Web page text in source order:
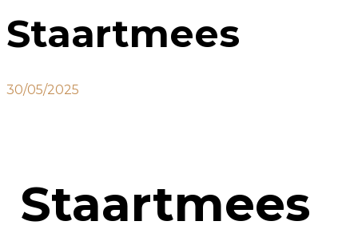
Staartmees
30/05/2025
Staartmees